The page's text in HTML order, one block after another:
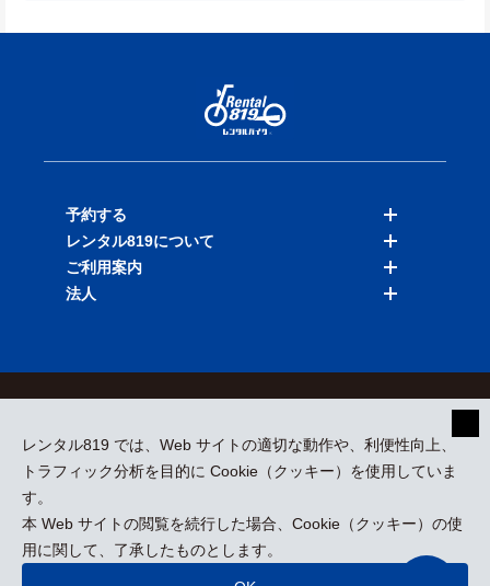
レンタル819 では、Web サイトの適切な動作や、利便性向上、
トラフィック分析を目的に Cookie（クッキー）を使用していま
す。
本 Web サイトの閲覧を続行した場合、Cookie（クッキー）の使
用に関して、了承したものとします。
予約する
バイクを探す
店舗を探す
レンタル819について
料金表
ご利用案内
法人
採用情報
プレスリリース
kizuki Rental Service © All Rights Reserved.